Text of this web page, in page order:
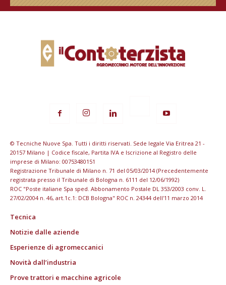
© Tecniche Nuove Spa. Tutti i diritti riservati. Sede legale Via Eritrea 21 -
20157 Milano | Codice fiscale, Partita IVA e Iscrizione al Registro delle
imprese di Milano: 00753480151
Registrazione Tribunale di Milano n. 71 del 05/03/2014 (Precedentemente
registrata presso il Tribunale di Bologna n. 6111 del 12/06/1992)
ROC "Poste italiane Spa sped. Abbonamento Postale DL 353/2003 conv. L.
27/02/2004 n. 46, art.1c.1: DCB Bologna" ROC n. 24344 dell'11 marzo 2014
Tecnica
Notizie dalle aziende
Esperienze di agromeccanici
Novità dall’industria
Prove trattori e macchine agricole